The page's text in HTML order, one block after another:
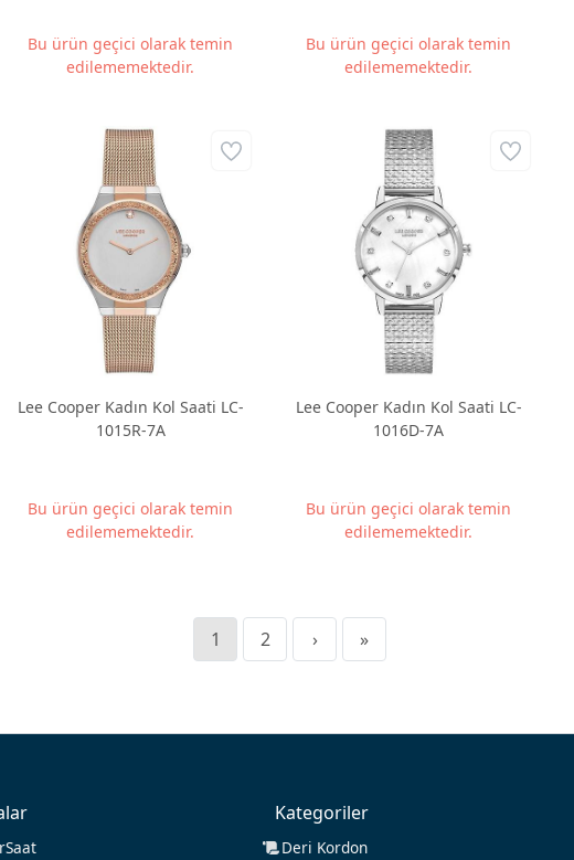
Bu ürün geçici olarak temin
edilememektedir.
Bu ürün geçici olarak temin
edilememektedir.
Lee Cooper Kadın Kol Saati LC-
1015R-7A
Bu ürün geçici olarak temin
edilememektedir.
Lee Cooper Kadın Kol Saati LC-
1016D-7A
Bu ürün geçici olarak temin
edilememektedir.
1 2 › »
Kategoriler
Deri Kordon